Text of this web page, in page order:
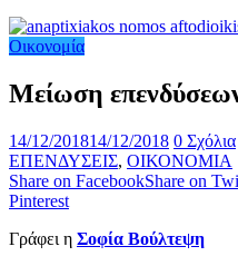
Οικονομία
Μείωση
14/12/201814/12/2018 0 Σχόλια
ΕΠΕΝΔΥΣΕΙΣ, ΟΙΚΟΝΟΜΙΑ
Share on FacebookShare on
Pinterest
Γράφει η Σοφία Βούλτεψη